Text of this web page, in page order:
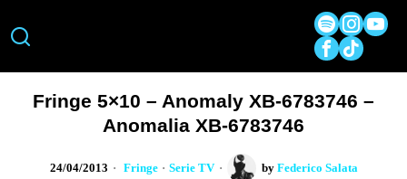
Fringe 5×10 – Anomaly XB-6783746 –
Anomalia XB-6783746
24/04/2013 Fringe · Serie TV by Federico Salata